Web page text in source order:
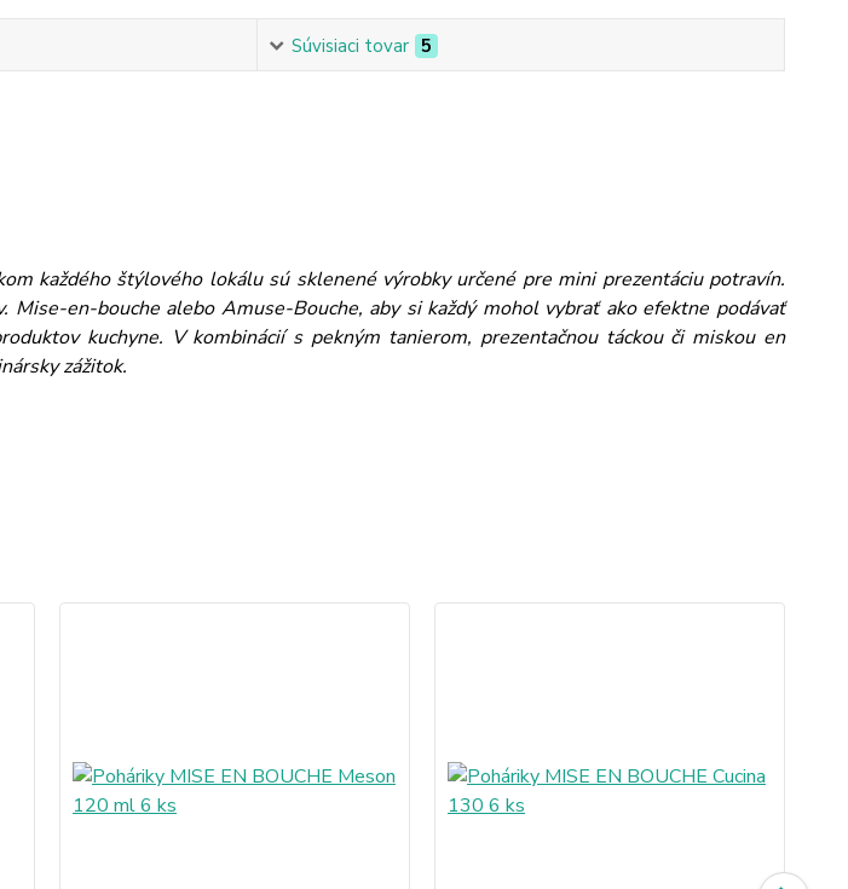
Súvisiaci tovar 5
každého štýlového lokálu sú sklenené výrobky určené pre mini prezentáciu potravín.
Mise-en-bouche alebo Amuse-Bouche, aby si každý mohol vybrať ako efektne podávať
kuchyne. V kombinácií s pekným tanierom, prezentačnou táckou či miskou en
zážitok.